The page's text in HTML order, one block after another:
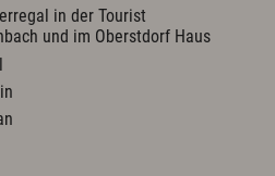
in der Tourist
und im Oberstdorf Haus